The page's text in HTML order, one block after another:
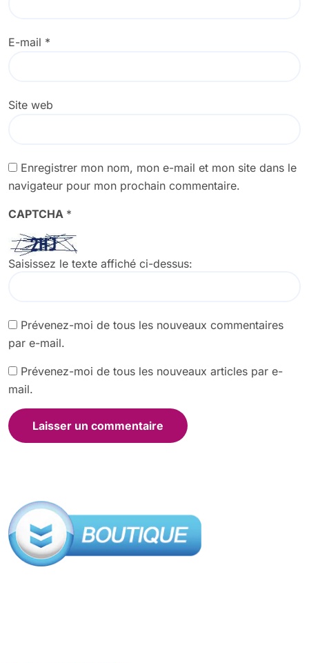
E-mail *
Site web
Enregistrer mon nom, mon e-mail et mon site dans le
navigateur pour mon prochain commentaire.
CAPTCHA *
Saisissez le texte affiché ci-dessus:
Prévenez-moi de tous les nouveaux commentaires
par e-mail.
Prévenez-moi de tous les nouveaux articles par e-
mail.